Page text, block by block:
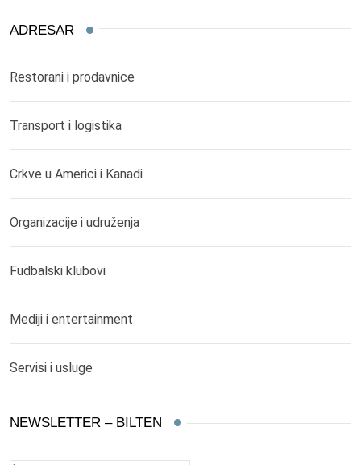
ADRESAR
Restorani i prodavnice
Transport i logistika
Crkve u Americi i Kanadi
Organizacije i udruženja
Fudbalski klubovi
Mediji i entertainment
Servisi i usluge
NEWSLETTER – BILTEN